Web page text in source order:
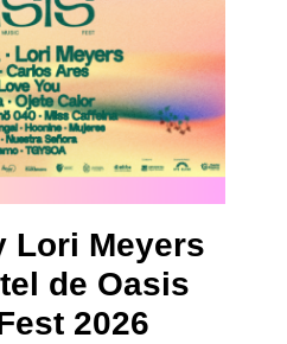
Lori Meyers
de Oasis
2026